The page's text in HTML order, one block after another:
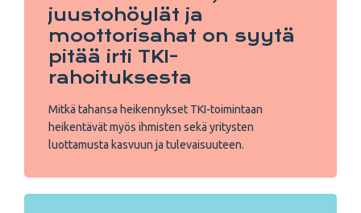
juustohöylät ja
moottorisahat on syytä
pitää irti TKI-
rahoituksesta
Mitkä tahansa heikennykset TKI-toimintaan
heikentävät myös ihmisten sekä yritysten
luottamusta kasvuun ja tulevaisuuteen.